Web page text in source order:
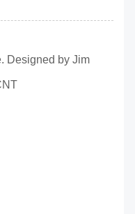
Designed by Jim